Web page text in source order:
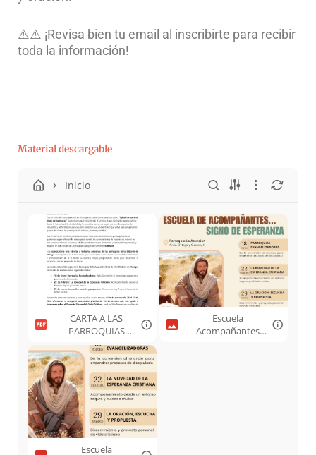
⚠️⚠️ ¡Revisa bien tu email al inscribirte para recibir
toda la información!
Material descargable
Inicio
CARTA A LAS
PARROQUIAS
ESCUELA DE
ACOMPAÑANTES
2025.pdf
Escuela
Acompañantes
Escuela